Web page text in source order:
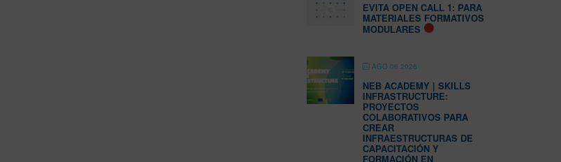
EVITA OPEN CALL 1: PARA
MATERIALES FORMATIVOS
MODULARES
AGO 06 2026
NEB ACADEMY | SKILLS
INFRASTRUCTURE:
PROYECTOS
COLABORATIVOS PARA
CREAR
INFRAESTRUCTURAS DE
CAPACITACIÓN Y
FORMACIÓN EN